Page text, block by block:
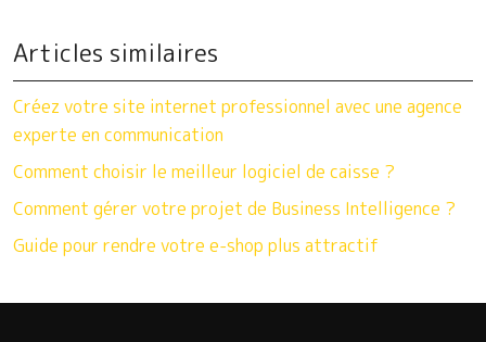
Articles similaires
Créez votre site internet professionnel avec une agence
experte en communication
Comment choisir le meilleur logiciel de caisse ?
Comment gérer votre projet de Business Intelligence ?
Guide pour rendre votre e-shop plus attractif